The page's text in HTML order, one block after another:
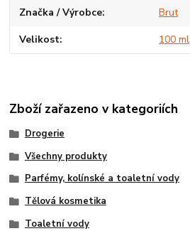
Značka / Výrobce Brut
Velikost 100 ml
Zboží zařazeno v kategoriích
Drogerie
Všechny produkty
Parfémy, kolínské a toaletní vody
Tělová kosmetika
Toaletní vody